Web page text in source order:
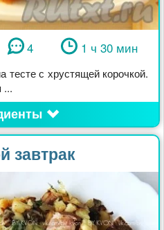
4 1 ч 30 мин
с хрустящей корочкой.
...
завтрак